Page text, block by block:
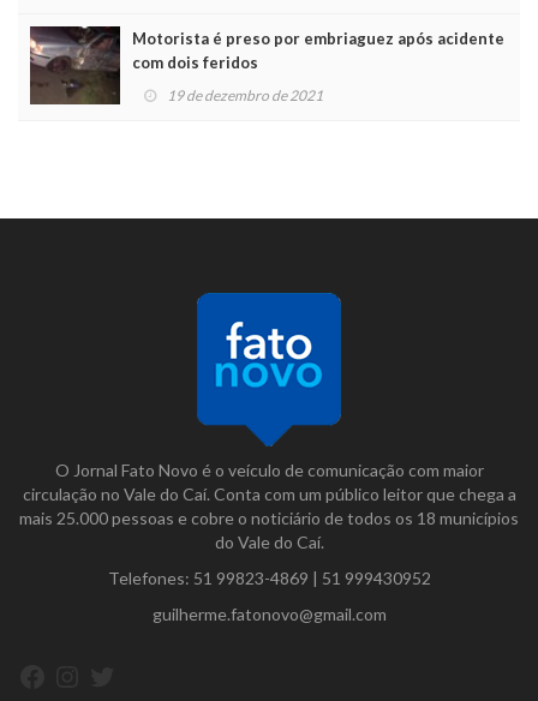
Motorista é preso por embriaguez após acidente
com dois feridos
19 de dezembro de 2021
O Jornal Fato Novo é o veículo de comunicação com maior
circulação no Vale do Caí. Conta com um público leitor que chega a
mais 25.000 pessoas e cobre o noticiário de todos os 18 municípios
do Vale do Caí.
Telefones: 51 99823-4869 | 51 999430952
guilherme.fatonovo@gmail.com